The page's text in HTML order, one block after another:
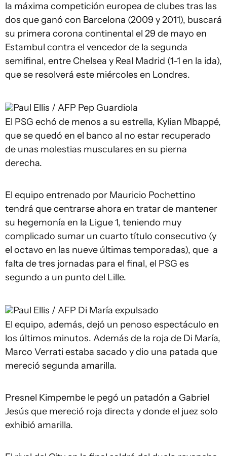
la máxima competición europea de clubes tras las
dos que ganó con Barcelona (2009 y 2011), buscará
su primera corona continental el 29 de mayo en
Estambul contra el vencedor de la segunda
semifinal, entre Chelsea y Real Madrid (1-1 en la ida),
que se resolverá este miércoles en Londres.
Paul Ellis / AFP Pep Guardiola
El PSG echó de menos a su estrella, Kylian Mbappé,
que se quedó en el banco al no estar recuperado
de unas molestias musculares en su pierna
derecha.
El equipo entrenado por Mauricio Pochettino
tendrá que centrarse ahora en tratar de mantener
su hegemonía en la Ligue 1, teniendo muy
complicado sumar un cuarto título consecutivo (y
el octavo en las nueve últimas temporadas), que a
falta de tres jornadas para el final, el PSG es
segundo a un punto del Lille.
Paul Ellis / AFP Di María expulsado
El equipo, además, dejó un penoso espectáculo en
los últimos minutos. Además de la roja de Di María,
Marco Verrati estaba sacado y dio una patada que
mereció segunda amarilla.
Presnel Kimpembe le pegó un patadón a Gabriel
Jesús que mereció roja directa y donde el juez solo
exhibió amarilla.